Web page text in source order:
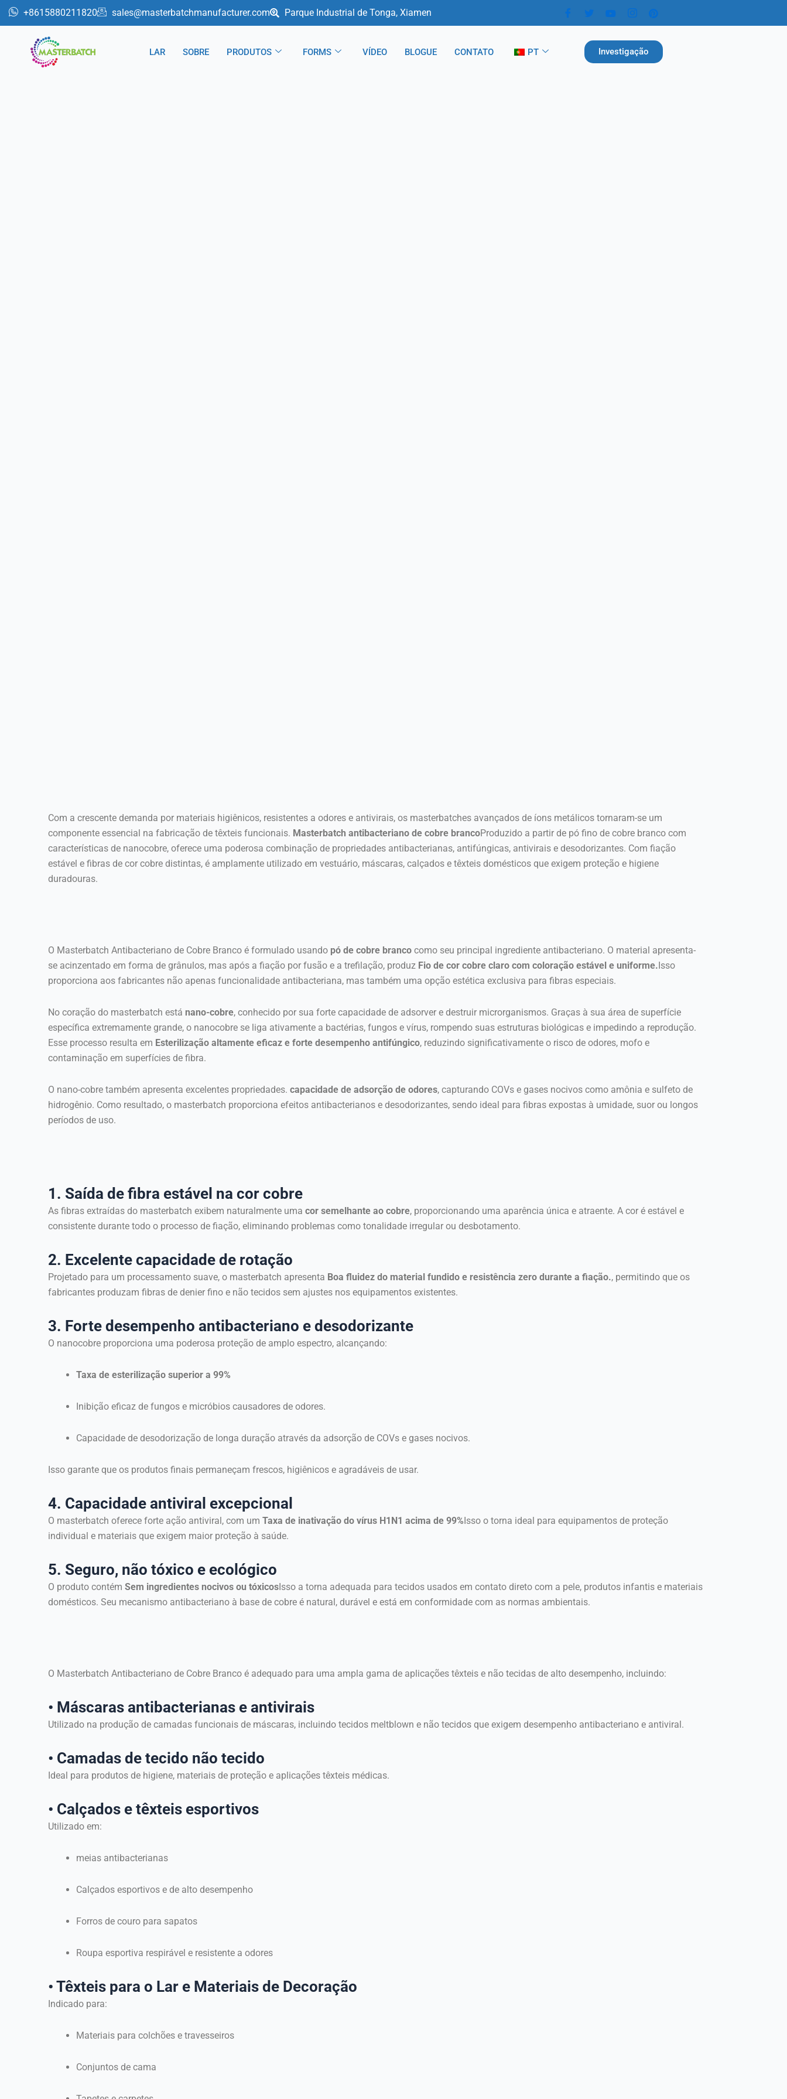
+8615880211820 sales@masterbatchmanufacturer.com Parque Industrial de Tonga, Xiamen
LAR SOBRE PRODUTOS FORMS VÍDEO BLOGUE CONTATO PT Investigação
Com a crescente demanda por materiais higiênicos, resistentes a odores e antivirais, os masterbatches avançados de íons metálicos tornaram-se um
componente essencial na fabricação de têxteis funcionais. Masterbatch antibacteriano de cobre brancoProduzido a partir de pó fino de cobre branco com
características de nanocobre, oferece uma poderosa combinação de propriedades antibacterianas, antifúngicas, antivirais e desodorizantes. Com fiação
estável e fibras de cor cobre distintas, é amplamente utilizado em vestuário, máscaras, calçados e têxteis domésticos que exigem proteção e higiene
duradouras.
O Masterbatch Antibacteriano de Cobre Branco é formulado usando pó de cobre branco como seu principal ingrediente antibacteriano. O material apresenta-
se acinzentado em forma de grânulos, mas após a fiação por fusão e a trefilação, produz Fio de cor cobre claro com coloração estável e uniforme.Isso
proporciona aos fabricantes não apenas funcionalidade antibacteriana, mas também uma opção estética exclusiva para fibras especiais.
No coração do masterbatch está nano-cobre, conhecido por sua forte capacidade de adsorver e destruir microrganismos. Graças à sua área de superfície
específica extremamente grande, o nanocobre se liga ativamente a bactérias, fungos e vírus, rompendo suas estruturas biológicas e impedindo a reprodução.
Esse processo resulta em Esterilização altamente eficaz e forte desempenho antifúngico, reduzindo significativamente o risco de odores, mofo e
contaminação em superfícies de fibra.
O nano-cobre também apresenta excelentes propriedades. capacidade de adsorção de odores, capturando COVs e gases nocivos como amônia e sulfeto de
hidrogênio. Como resultado, o masterbatch proporciona efeitos antibacterianos e desodorizantes, sendo ideal para fibras expostas à umidade, suor ou longos
períodos de uso.
1. Saída de fibra estável na cor cobre
As fibras extraídas do masterbatch exibem naturalmente uma cor semelhante ao cobre, proporcionando uma aparência única e atraente. A cor é estável e
consistente durante todo o processo de fiação, eliminando problemas como tonalidade irregular ou desbotamento.
2. Excelente capacidade de rotação
Projetado para um processamento suave, o masterbatch apresenta Boa fluidez do material fundido e resistência zero durante a fiação., permitindo que os
fabricantes produzam fibras de denier fino e não tecidos sem ajustes nos equipamentos existentes.
3. Forte desempenho antibacteriano e desodorizante
O nanocobre proporciona uma poderosa proteção de amplo espectro, alcançando:
Taxa de esterilização superior a 99%
Inibição eficaz de fungos e micróbios causadores de odores.
Capacidade de desodorização de longa duração através da adsorção de COVs e gases nocivos.
Isso garante que os produtos finais permaneçam frescos, higiênicos e agradáveis de usar.
4. Capacidade antiviral excepcional
O masterbatch oferece forte ação antiviral, com um Taxa de inativação do vírus H1N1 acima de 99%Isso o torna ideal para equipamentos de proteção
individual e materiais que exigem maior proteção à saúde.
5. Seguro, não tóxico e ecológico
O produto contém Sem ingredientes nocivos ou tóxicosIsso a torna adequada para tecidos usados em contato direto com a pele, produtos infantis e materiais
domésticos. Seu mecanismo antibacteriano à base de cobre é natural, durável e está em conformidade com as normas ambientais.
O Masterbatch Antibacteriano de Cobre Branco é adequado para uma ampla gama de aplicações têxteis e não tecidas de alto desempenho, incluindo:
• Máscaras antibacterianas e antivirais
Utilizado na produção de camadas funcionais de máscaras, incluindo tecidos meltblown e não tecidos que exigem desempenho antibacteriano e antiviral.
• Camadas de tecido não tecido
Ideal para produtos de higiene, materiais de proteção e aplicações têxteis médicas.
• Calçados e têxteis esportivos
Utilizado em:
meias antibacterianas
Calçados esportivos e de alto desempenho
Forros de couro para sapatos
Roupa esportiva respirável e resistente a odores
• Têxteis para o Lar e Materiais de Decoração
Indicado para:
Materiais para colchões e travesseiros
Conjuntos de cama